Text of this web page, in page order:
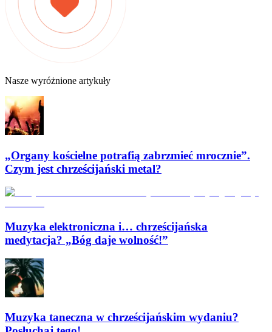
Nasze wyróżnione artykuły
„Organy kościelne potrafią zabrzmieć mrocznie”.
Czym jest chrześcijański metal?
Muzyka elektroniczna i… chrześcijańska
medytacja? „Bóg daje wolność!”
Muzyka taneczna w chrześcijańskim wydaniu?